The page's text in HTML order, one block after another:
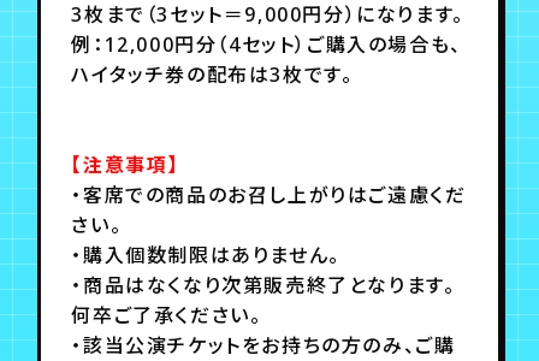
3枚まで（3セット＝9,000円分）になります。
例：12,000円分（4セット）ご購入の場合も、
ハイタッチ券の配布は3枚です。
【注意事項】
・客席での商品のお召し上がりはご遠慮くだ
さい。
・購入個数制限はありません。
・商品はなくなり次第販売終了となります。
何卒ご了承ください。
・該当公演チケットをお持ちの方のみ、ご購